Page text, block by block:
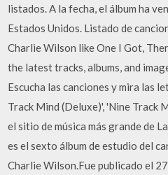
listados. A la fecha, el álbum ha
Estados Unidos. Listado de
Charlie Wilson like One I Got,
the latest tracks, albums, and
Escucha las canciones y mira las
Track Mind (Deluxe)', 'Nine Track
el sitio de música más grande de
es el sexto álbum de estudio del
Charlie Wilson.Fue publicado el